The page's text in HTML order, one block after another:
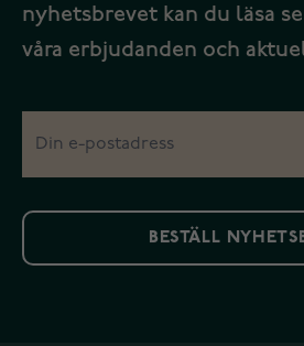
nyhetsbrevet kan du läsa
våra erbjudanden och
BESTÄLL